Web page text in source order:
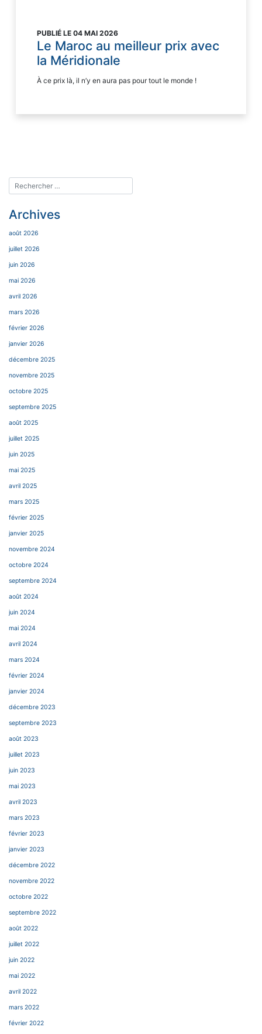
PUBLIÉ LE 04 MAI 2026
Le Maroc au meilleur prix avec
la Méridionale
À ce prix là, il n’y en aura pas pour tout le monde !
Archives
août 2026
juillet 2026
juin 2026
mai 2026
avril 2026
mars 2026
février 2026
janvier 2026
décembre 2025
novembre 2025
octobre 2025
septembre 2025
août 2025
juillet 2025
juin 2025
mai 2025
avril 2025
mars 2025
février 2025
janvier 2025
novembre 2024
octobre 2024
septembre 2024
août 2024
juin 2024
mai 2024
avril 2024
mars 2024
février 2024
janvier 2024
décembre 2023
septembre 2023
août 2023
juillet 2023
juin 2023
mai 2023
avril 2023
mars 2023
février 2023
janvier 2023
décembre 2022
novembre 2022
octobre 2022
septembre 2022
août 2022
juillet 2022
juin 2022
mai 2022
avril 2022
mars 2022
février 2022